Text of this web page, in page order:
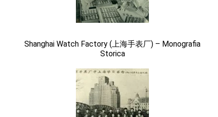
Shanghai Watch Factory (上海手表厂) – Monografia
Storica